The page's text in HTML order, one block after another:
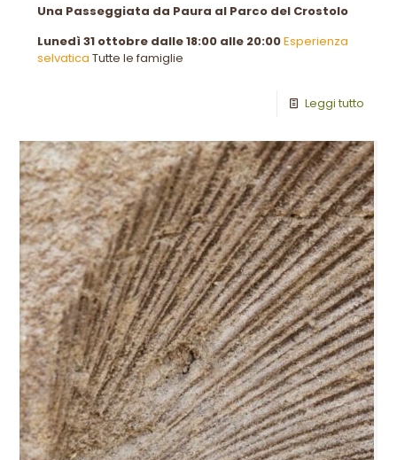
Una Passeggiata da Paura al Parco del Crostolo
Lunedì 31 ottobre dalle 18:00 alle 20:00Esperienza
selvatica Tutte le famiglie
Leggi tutto